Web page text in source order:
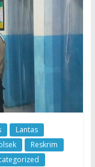
Lantas
Reskrim